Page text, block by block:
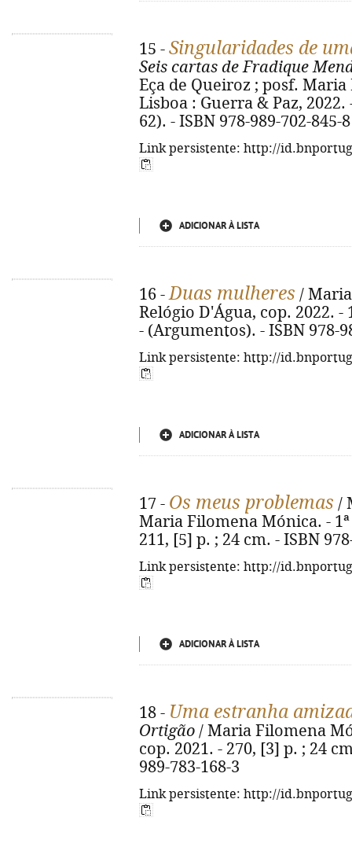
15 - Singularidades de
Seis cartas de Fradique
Eça de Queiroz ; posf.
Lisboa : Guerra & Paz, 2022.
62). - ISBN 978-989-702-845-8
Link persistente: http://
ADICIONAR À LISTA
16 -Duas mulheres /
Relógio D'Água, cop. 2022.
- (Argumentos). - ISBN 978-
Link persistente: http://
ADICIONAR À LISTA
17 - Os meus problemas /
Maria Filomena Mónica. -
211, [5] p. ; 24 cm. - ISBN
Link persistente: http://
ADICIONAR À LISTA
18 - Uma estranha
Ortigão / Maria Filomena
cop. 2021. - 270, [3] p. ; 24
989-783-168-3
Link persistente: http://